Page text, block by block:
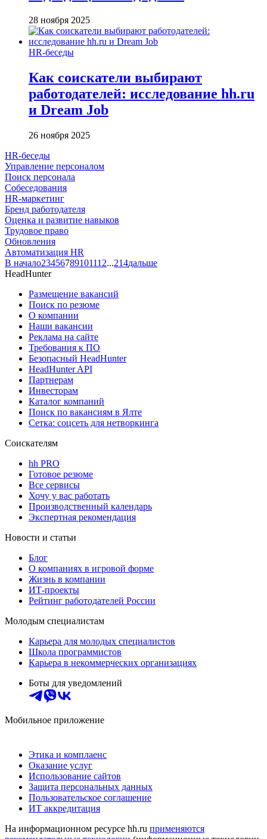
28 ноября 2025
HR-беседы
Как соискатели выбирают
работодателей: исследование hh.ru
и Dream Job
26 ноября 2025
HR-беседы
Управление персоналом
Поиск персонала
Собеседования
HR-маркетинг
Бренд работодателя
Оценка и развитие навыков
Трудовое право
Обновления
Автоматизация HR
В начало23456789101112...214дальше
HeadHunter
Размещение вакансий
Поиск по резюме
О компании
Наши вакансии
Реклама на сайте
Требования к ПО
Безопасный HeadHunter
HeadHunter API
Партнерам
Инвесторам
Каталог компаний
Поиск по вакансиям в Ялте
Сетка: соцсеть для нетворкинга
Соискателям
hh PRO
Готовое резюме
Все сервисы
Хочу у вас работать
Производственный календарь
Экспертная рекомендация
Новости и статьи
Блог
О компаниях в игровой форме
Жизнь в компании
ИТ-проекты
Рейтинг работодателей России
Молодым специалистам
Карьера для молодых специалистов
Школа программистов
Карьера в некоммерческих организациях
Боты для уведомлений
Мобильное приложение
Этика и комплаенс
Оказание услуг
Использование сайтов
Защита персональных данных
Пользовательское соглашение
ИТ аккредитация
На информационном ресурсе hh.ru применяются